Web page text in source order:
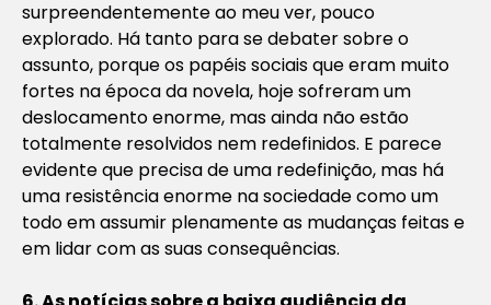
surpreendentemente ao meu ver, pouco
explorado. Há tanto para se debater sobre o
assunto, porque os papéis sociais que eram muito
fortes na época da novela, hoje sofreram um
deslocamento enorme, mas ainda não estão
totalmente resolvidos nem redefinidos. E parece
evidente que precisa de uma redefinição, mas há
uma resistência enorme na sociedade como um
todo em assumir plenamente as mudanças feitas e
em lidar com as suas consequências.